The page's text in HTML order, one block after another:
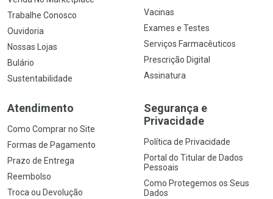
Trabalhe Conosco
Ouvidoria
Nossas Lojas
Bulário
Sustentabilidade
Vacinas
Exames e Testes
Serviços Farmacêuticos
Prescrição Digital
Assinatura
Atendimento
Como Comprar no Site
Formas de Pagamento
Prazo de Entrega
Reembolso
Troca ou Devolução
Segurança e
Privacidade
Política de Privacidade
Portal do Titular de Dados
Pessoais
Como Protegemos os Seus
Dados